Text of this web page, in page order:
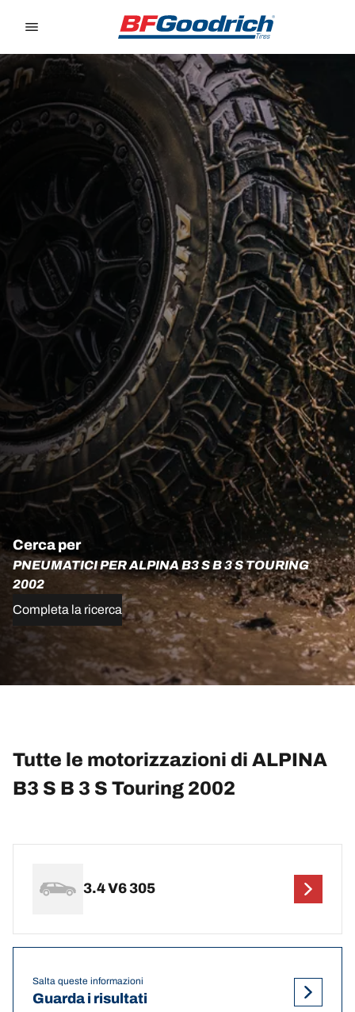
Cerca per
PNEUMATICI PER ALPINA B3 S B 3 S TOURING
2002
Completa la ricerca
Tutte le motorizzazioni di ALPINA
B3 S B 3 S Touring 2002
3.4 V6 305
Salta queste informazioni
Guarda i risultati